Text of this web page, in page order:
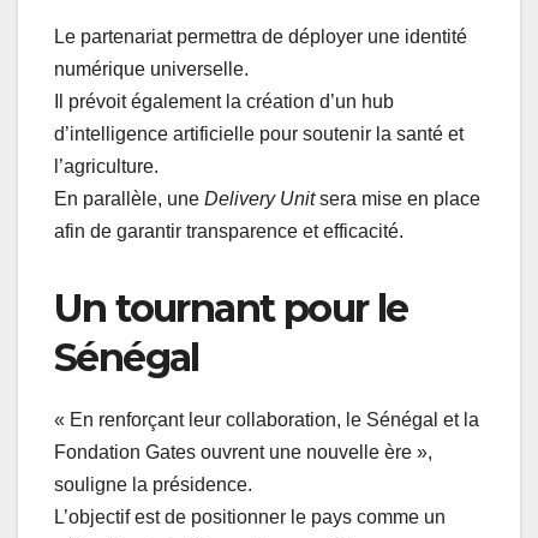
Le partenariat permettra de déployer une identité
numérique universelle.
Il prévoit également la création d’un hub
d’intelligence artificielle pour soutenir la santé et
l’agriculture.
En parallèle, une Delivery Unitsera mise en place
afin de garantir transparence et efficacité.
Un tournant pour le
Sénégal
« En renforçant leur collaboration, le Sénégal et la
Fondation Gates ouvrent une nouvelle ère »,
souligne la présidence.
L’objectif est de positionner le pays comme un